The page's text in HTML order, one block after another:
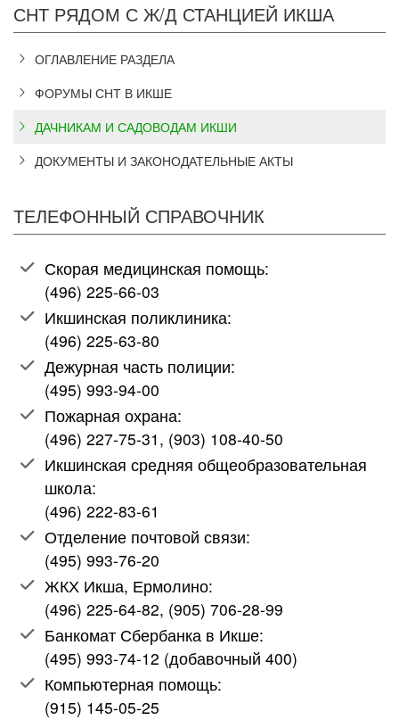
СНТ РЯДОМ С Ж/Д СТАНЦИЕЙ ИКША
ОГЛАВЛЕНИЕ РАЗДЕЛА
ФОРУМЫ СНТ В ИКШЕ
ДАЧНИКАМ И САДОВОДАМ ИКШИ
ДОКУМЕНТЫ И ЗАКОНОДАТЕЛЬНЫЕ АКТЫ
ТЕЛЕФОННЫЙ СПРАВОЧНИК
Скорая медицинская помощь:
(496) 225-66-03
Икшинская поликлиника:
(496) 225-63-80
Дежурная часть полиции:
(495) 993-94-00
Пожарная охрана:
(496) 227-75-31, (903) 108-40-50
Икшинская средняя общеобразовательная
школа:
(496) 222-83-61
Отделение почтовой связи:
(495) 993-76-20
ЖКХ Икша, Ермолино:
(496) 225-64-82, (905) 706-28-99
Банкомат Сбербанка в Икше:
(495) 993-74-12 (добавочный 400)
Компьютерная помощь:
(915) 145-05-25